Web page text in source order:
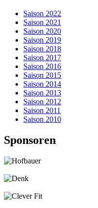
Saison 2022
Saison 2021
Saison 2020
Saison 2019
Saison 2018
Saison 2017
Saison 2016
Saison 2015
Saison 2014
Saison 2013
Saison 2012
Saison 2011
Saison 2010
Sponsoren